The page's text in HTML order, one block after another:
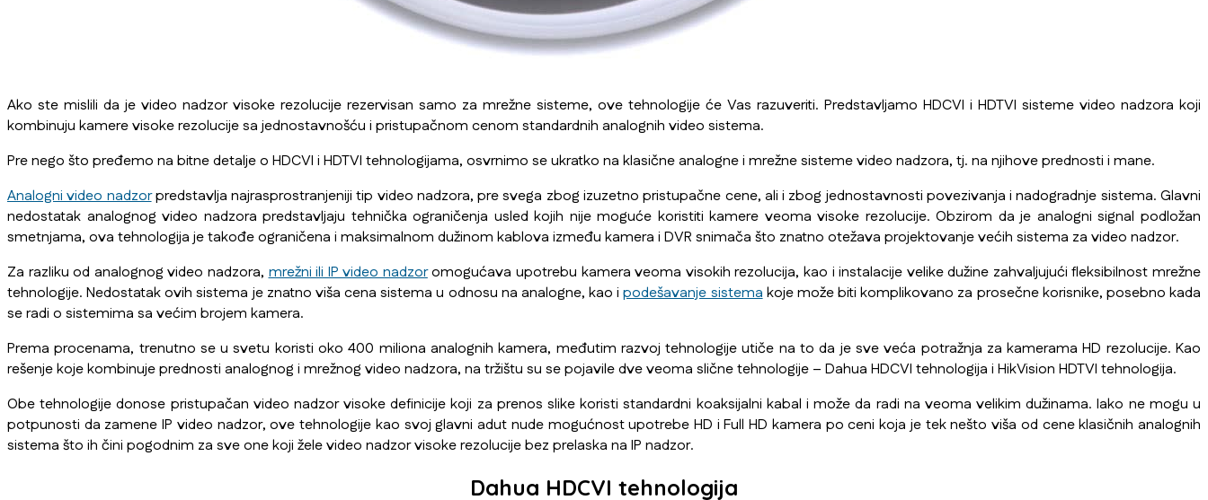
Ako ste mislili da je video nadzor visoke rezolucije rezervisan samo za mrežne sisteme, ove tehnologije će Vas razuveriti. Predstavljamo HDCVI i HDTVI sisteme video nadzora koji
kombinuju kamere visoke rezolucije sa jednostavnošću i pristupačnom cenom standardnih analognih video sistema.
Pre nego što pređemo na bitne detalje o HDCVI i HDTVI tehnologijama, osvrnimo se ukratko na klasične analogne i mrežne sisteme video nadzora, tj. na njihove prednosti i mane.
Analogni video nadzorpredstavlja najrasprostranjeniji tip video nadzora, pre svega zbog izuzetno pristupačne cene, ali i zbog jednostavnosti povezivanja i nadogradnje sistema. Glavni
nedostatak analognog video nadzora predstavljaju tehnička ograničenja usled kojih nije moguće koristiti kamere veoma visoke rezolucije. Obzirom da je analogni signal podložan
smetnjama, ova tehnologija je takođe ograničena i maksimalnom dužinom kablova između kamera i DVR snimača što znatno otežava projektovanje većih sistema za video nadzor.
Za razliku od analognog video nadzora,mrežni ili IP video nadzoromogućava upotrebu kamera veoma visokih rezolucija, kao i instalacije velike dužine zahvaljujući fleksibilnost mrežne
tehnologije. Nedostatak ovih sistema je znatno viša cena sistema u odnosu na analogne, kao ipodešavanje sistemakoje može biti komplikovano za prosečne korisnike, posebno kada
se radi o sistemima sa većim brojem kamera.
Prema procenama, trenutno se u svetu koristi oko 400 miliona analognih kamera, međutim razvoj tehnologije utiče na to da je sve veća potražnja za kamerama HD rezolucije. Kao
rešenje koje kombinuje prednosti analognog i mrežnog video nadzora, na tržištu su se pojavile dve veoma slične tehnologije – Dahua HDCVI tehnologija i HikVision HDTVI tehnologija.
Obe tehnologije donose pristupačan video nadzor visoke definicije koji za prenos slike koristi standardni koaksijalni kabal i može da radi na veoma velikim dužinama. Iako ne mogu u
potpunosti da zamene IP video nadzor, ove tehnologije kao svoj glavni adut nude mogućnost upotrebe HD i Full HD kamera po ceni koja je tek nešto viša od cene klasičnih analognih
sistema što ih čini pogodnim za sve one koji žele video nadzor visoke rezolucije bez prelaska na IP nadzor.
Dahua HDCVI tehnologija